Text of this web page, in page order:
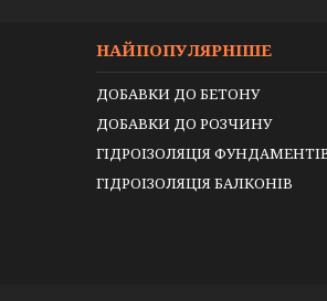
НАЙПОПУЛЯРНІШЕ
ДОБАВКИ ДО БЕТОНУ
ДОБАВКИ ДО РОЗЧИНУ
ГІДРОІЗОЛЯЦІЯ
ГІДРОІЗОЛЯЦІЯ БАЛКОНІВ